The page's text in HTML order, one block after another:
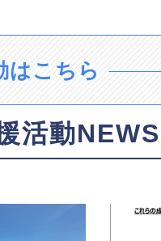
はこちら
活動NEWS